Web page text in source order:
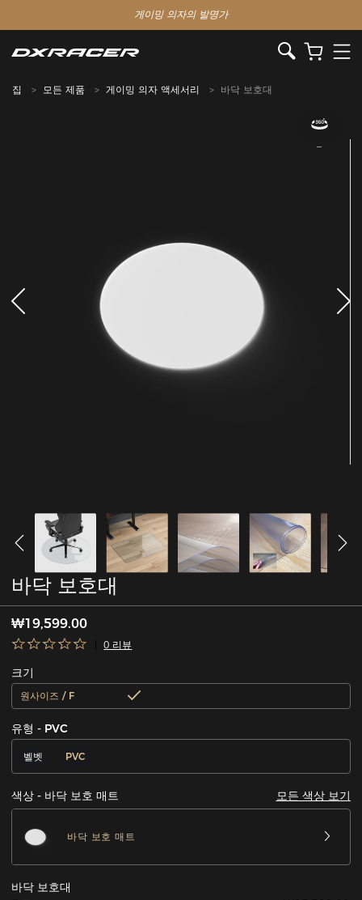
게이밍 의자의 발명가
집 모든 제품 게이밍 의자 액세서리 바닥 보호대
바닥 보호대
₩19,599.00
0 리뷰
크기
원사이즈 / F
유형 - PVC
벨벳 PVC
색상 - 바닥 보호 매트 모든 색상 보기
바닥 보호 매트
바닥 보호대